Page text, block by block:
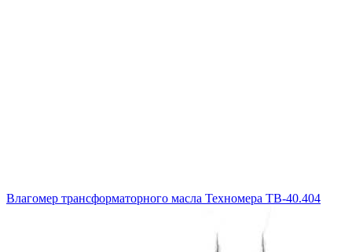
Влагомер трансформаторного масла Техномера ТВ-40.404